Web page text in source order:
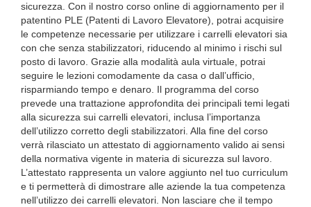
sicurezza. Con il nostro corso online di aggiornamento per il
patentino PLE (Patenti di Lavoro Elevatore), potrai acquisire
le competenze necessarie per utilizzare i carrelli elevatori sia
con che senza stabilizzatori, riducendo al minimo i rischi sul
posto di lavoro. Grazie alla modalità aula virtuale, potrai
seguire le lezioni comodamente da casa o dall’ufficio,
risparmiando tempo e denaro. Il programma del corso
prevede una trattazione approfondita dei principali temi legati
alla sicurezza sui carrelli elevatori, inclusa l’importanza
dell’utilizzo corretto degli stabilizzatori. Alla fine del corso
verrà rilasciato un attestato di aggiornamento valido ai sensi
della normativa vigente in materia di sicurezza sul lavoro.
L’attestato rappresenta un valore aggiunto nel tuo curriculum
e ti permetterà di dimostrare alle aziende la tua competenza
nell’utilizzo dei carrelli elevatori. Non lasciare che il tempo